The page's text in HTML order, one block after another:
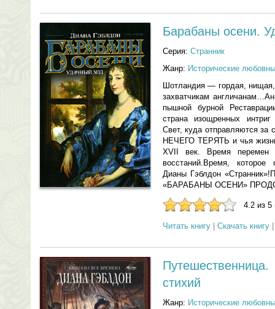
Барабаны осени.
Серия: Странник
Жанр: Исторические
Шотландия — гордая,
захватчикам
пышной бурной
страна изощренных
Свет, куда отправляются за
НЕЧЕГО ТЕРЯТЬ и чья
XVII век. Время перемен
восстаний.Время,
Дианы Гэблдон
«БАРАБАНЫ ОСЕНИ»
4.2 из 5
Читать книгу Скачать книгу
стихий
Жанр: Исторические